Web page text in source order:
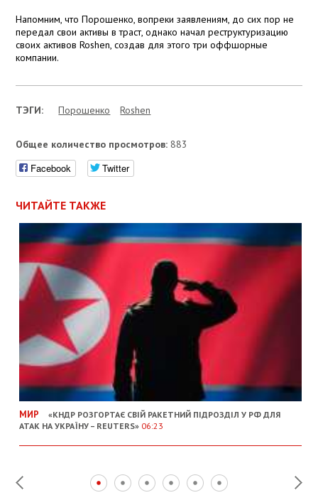
Напомним, что Порошенко, вопреки заявлениям, до сих пор не
передал свои активы в траст, однако начал реструктуризацию
своих активов Roshen, создав для этого три оффшорные
компании.
ТЭГИ: Порошенко Roshen
Общее количество просмотров: 883
Facebook Twitter
ЧИТАЙТЕ ТАКЖЕ
МИР
«КНДР РОЗГОРТАЄ СВІЙ РАКЕТНИЙ ПІДРОЗДІЛ У РФ ДЛЯ
АТАК НА УКРАЇНУ – REUTERS» 06:23